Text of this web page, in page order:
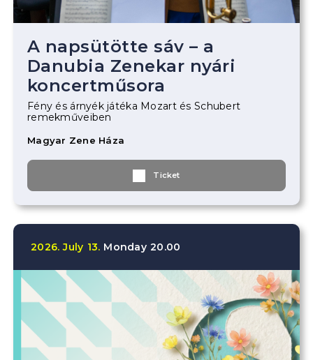
A napsütötte sáv – a
Danubia Zenekar nyári
koncertműsora
Fény és árnyék játéka Mozart és Schubert
remekműveiben
Magyar Zene Háza
Ticket
2026. July 13. Monday 20.00